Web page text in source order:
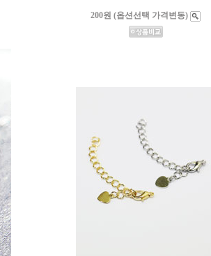
200원 (옵션선택 가격변동)